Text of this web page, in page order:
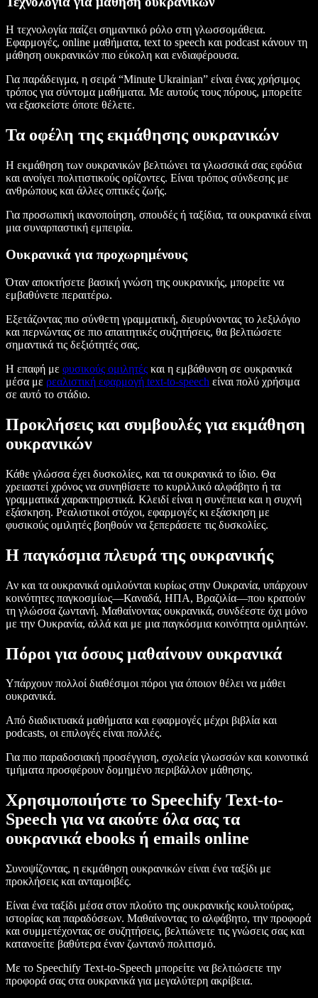
Η τεχνολογία παίζει σημαντικό ρόλο στη γλωσσομάθεια.
Εφαρμογές, online μαθήματα, text to speech και podcast κάνουν τη
μάθηση ουκρανικών πιο εύκολη και ενδιαφέρουσα.
Για παράδειγμα, η σειρά “Minute Ukrainian” είναι ένας χρήσιμος
τρόπος για σύντομα μαθήματα. Με αυτούς τους πόρους, μπορείτε
να εξασκείστε όποτε θέλετε.
Τα οφέλη της εκμάθησης ουκρανικών
Η εκμάθηση των ουκρανικών βελτιώνει τα γλωσσικά σας εφόδια
και ανοίγει πολιτιστικούς ορίζοντες. Είναι τρόπος σύνδεσης με
ανθρώπους και άλλες οπτικές ζωής.
Για προσωπική ικανοποίηση, σπουδές ή ταξίδια, τα ουκρανικά είναι
μια συναρπαστική εμπειρία.
Ουκρανικά για προχωρημένους
Όταν αποκτήσετε βασική γνώση της ουκρανικής, μπορείτε να
εμβαθύνετε περαιτέρω.
Εξετάζοντας πιο σύνθετη γραμματική, διευρύνοντας το λεξιλόγιο
και περνώντας σε πιο απαιτητικές συζητήσεις, θα βελτιώσετε
σημαντικά τις δεξιότητές σας.
Η επαφή με φυσικούς ομιλητές και η εμβάθυνση σε ουκρανικά
μέσα με ρεαλιστική εφαρμογή text-to-speech είναι πολύ χρήσιμα
σε αυτό το στάδιο.
Προκλήσεις και συμβουλές για εκμάθηση
ουκρανικών
Κάθε γλώσσα έχει δυσκολίες, και τα ουκρανικά το ίδιο. Θα
χρειαστεί χρόνος να συνηθίσετε το κυριλλικό αλφάβητο ή τα
γραμματικά χαρακτηριστικά. Κλειδί είναι η συνέπεια και η συχνή
εξάσκηση. Ρεαλιστικοί στόχοι, εφαρμογές κι εξάσκηση με
φυσικούς ομιλητές βοηθούν να ξεπεράσετε τις δυσκολίες.
Η παγκόσμια πλευρά της ουκρανικής
Αν και τα ουκρανικά ομιλούνται κυρίως στην Ουκρανία, υπάρχουν
κοινότητες παγκοσμίως—Καναδά, ΗΠΑ, Βραζιλία—που κρατούν
τη γλώσσα ζωντανή. Μαθαίνοντας ουκρανικά, συνδέεστε όχι μόνο
με την Ουκρανία, αλλά και με μια παγκόσμια κοινότητα ομιλητών.
Πόροι για όσους μαθαίνουν ουκρανικά
Υπάρχουν πολλοί διαθέσιμοι πόροι για όποιον θέλει να μάθει
ουκρανικά.
Από διαδικτυακά μαθήματα και εφαρμογές μέχρι βιβλία και
podcasts, οι επιλογές είναι πολλές.
Για πιο παραδοσιακή προσέγγιση, σχολεία γλωσσών και κοινοτικά
τμήματα προσφέρουν δομημένο περιβάλλον μάθησης.
Χρησιμοποιήστε το Speechify Text-to-
Speech για να ακούτε όλα σας τα
ουκρανικά ebooks ή emails online
Συνοψίζοντας, η εκμάθηση ουκρανικών είναι ένα ταξίδι με
προκλήσεις και ανταμοιβές.
Είναι ένα ταξίδι μέσα στον πλούτο της ουκρανικής κουλτούρας,
ιστορίας και παραδόσεων. Μαθαίνοντας το αλφάβητο, την προφορά
και συμμετέχοντας σε συζητήσεις, βελτιώνετε τις γνώσεις σας και
κατανοείτε βαθύτερα έναν ζωντανό πολιτισμό.
Με το Speechify Text-to-Speech μπορείτε να βελτιώσετε την
προφορά σας στα ουκρανικά για μεγαλύτερη ακρίβεια.